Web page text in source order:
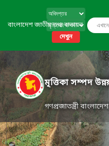
বাংলাদেশ জাতীয় তথ্য বাতায়ন
দেখুন
মৃত্তিকা সম্পদ
গণপ্রজাতন্ত্রী